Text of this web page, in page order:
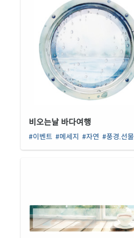
비오는날 바다여행
#이벤트 #메세지 #자연 #풍경.선물